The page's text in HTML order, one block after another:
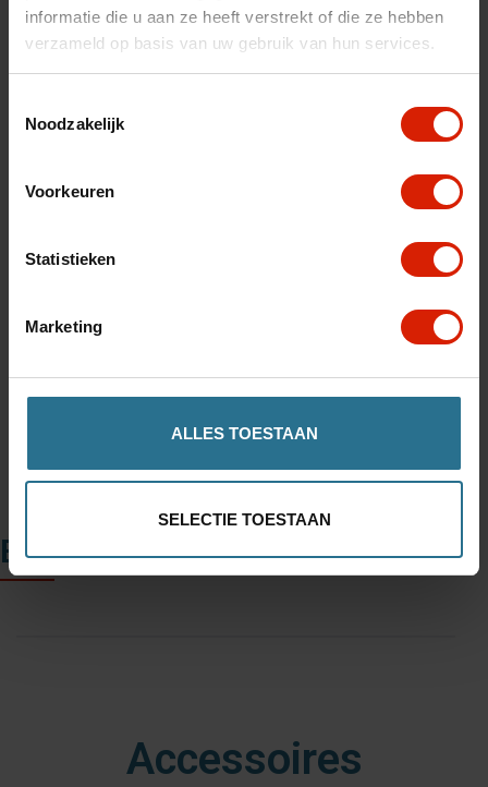
informatie die u aan ze heeft verstrekt of die ze hebben
verzameld op basis van uw gebruik van hun services.
Noodzakelijk
Voorkeuren
Statistieken
Marketing
ALLES TOESTAAN
SELECTIE TOESTAAN
Beschrijving
Accessoires